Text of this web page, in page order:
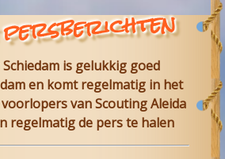
is gelukkig goed
en komt regelmatig in het
van Scouting Aleida
regelmatig de pers te halen